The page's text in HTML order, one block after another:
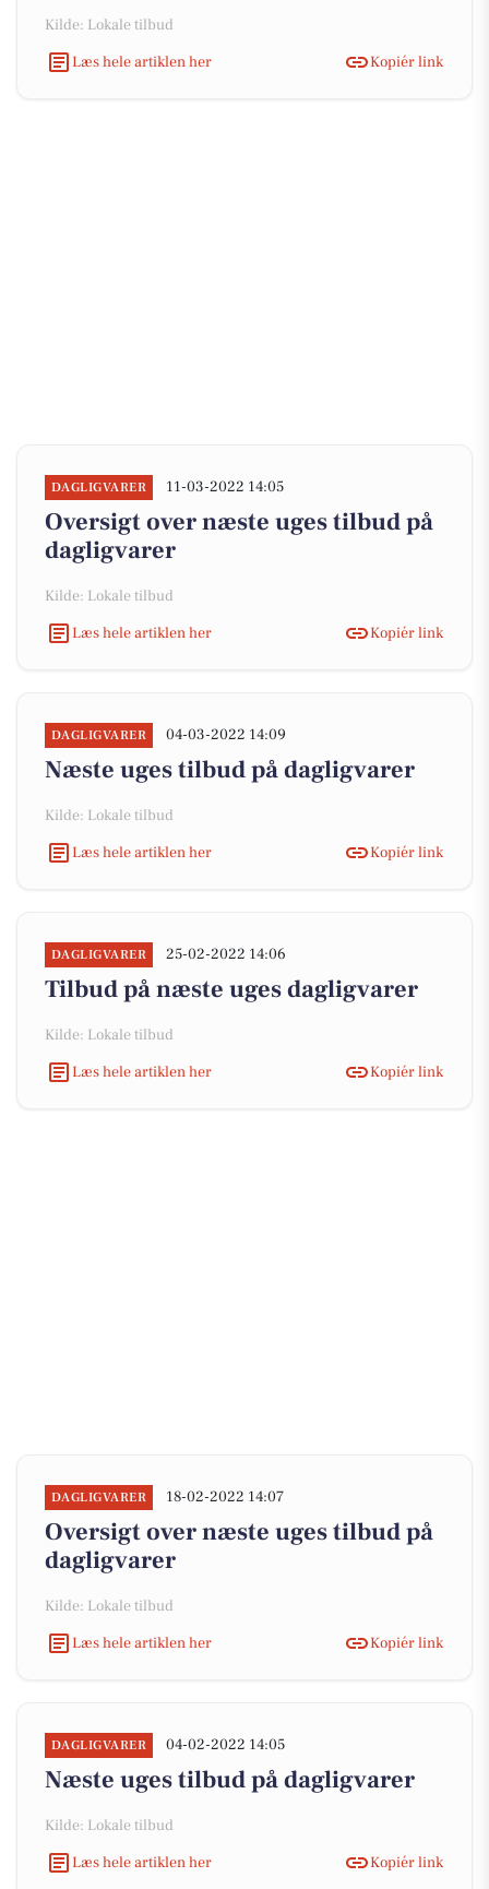
Kilde: Lokale tilbud
Læs hele artiklen her
Kopiér link
DAGLIGVARER 11-03-2022 14:05
Oversigt over næste uges tilbud på
dagligvarer
Kilde: Lokale tilbud
Læs hele artiklen her
Kopiér link
DAGLIGVARER 04-03-2022 14:09
Næste uges tilbud på dagligvarer
Kilde: Lokale tilbud
Læs hele artiklen her
Kopiér link
DAGLIGVARER 25-02-2022 14:06
Tilbud på næste uges dagligvarer
Kilde: Lokale tilbud
Læs hele artiklen her
Kopiér link
DAGLIGVARER 18-02-2022 14:07
Oversigt over næste uges tilbud på
dagligvarer
Kilde: Lokale tilbud
Læs hele artiklen her
Kopiér link
DAGLIGVARER 04-02-2022 14:05
Næste uges tilbud på dagligvarer
Kilde: Lokale tilbud
Læs hele artiklen her
Kopiér link